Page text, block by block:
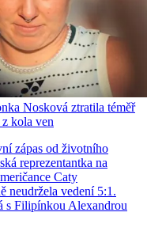
Nosková ztratila téměř
kola ven
zápas od životního
reprezentantka na
Caty
neudržela vedení 5:1.
s Filipínkou Alexandrou